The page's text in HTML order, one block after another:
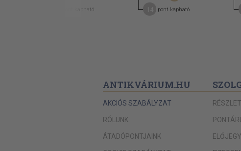
pont kapható pont kapható
ANTIKVÁRIUM.HU
AKCIÓS SZABÁLYZAT
RÓLUNK
ÁTADÓPONTJAINK